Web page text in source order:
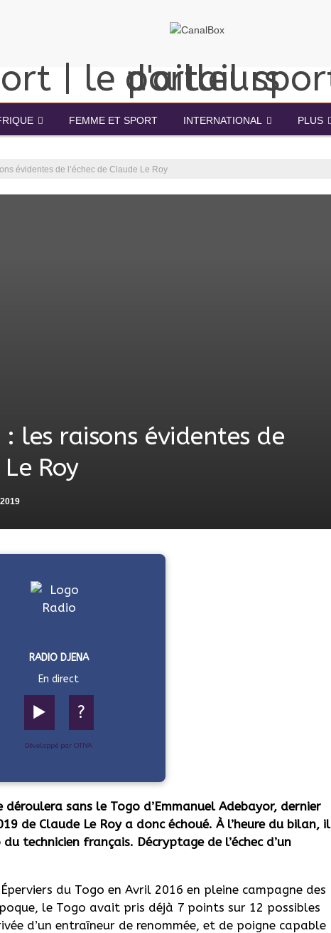
FEMME ET SPORT INTERNATIONAL PLUS
évidentes de l’échec de Claude Le Roy
: les raisons évidentes de
Roy
RADIO DJENA
En direct
▶️ ?
Développé par OTIYA
sans le Togo d’Emmanuel Adebayor, dernier
de Claude Le Roy a donc échoué. À l’heure du bilan, il
technicien français. Décryptage de l’échec d’un
du Togo en Avril 2016 en pleine campagne des
le Togo avait pris déjà 7 points sur 12 possibles
d’un entraîneur de renommée, et de poigne capable